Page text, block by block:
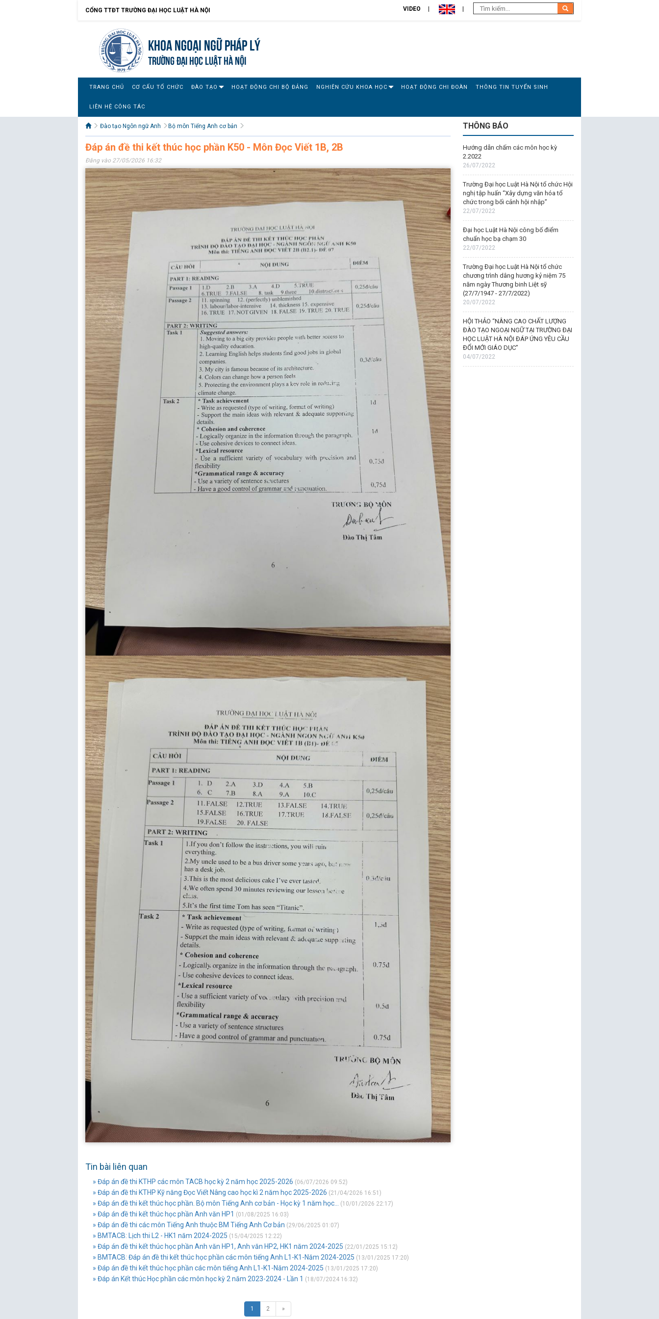
CỔNG TTĐT TRƯỜNG ĐẠI HỌC LUẬT HÀ NỘI VIDEO
Khoa Ngoại ngữ pháp lý
TRƯỜNG ĐẠI HỌC LUẬT HÀ NỘI
TRANG CHỦ CƠ CẤU TỔ CHỨC ĐÀO TẠO HOẠT ĐỘNG CHI BỘ ĐẢNG NGHIÊN CỨU KHOA HỌC HOẠT ĐỘNG CHI ĐOÀN THÔNG TIN TUYỂN SINH
LIÊN HỆ CÔNG TÁC
Đào tạo Ngôn ngữ Anh Bộ môn Tiếng Anh cơ bản
Đáp án đề thi kết thúc học phần K50 - Môn Đọc Viết 1B, 2B
Đăng vào 27/05/2026 16:32
Tin bài liên quan
» Đáp án đề thi KTHP các môn TACB học kỳ 2 năm học 2025-2026 (06/07/2026 09:52)
» Đáp án đề thi KTHP Kỹ năng Đọc Viết Nâng cao học kì 2 năm học 2025-2026 (21/04/2026 16:51)
» Đáp án đề thi kết thúc học phần. Bộ môn Tiếng Anh cơ bản - Học kỳ 1 năm học... (10/01/2026 22:17)
» Đáp án đề thi kết thúc học phần Anh văn HP1 (01/08/2025 16:03)
» Đáp án đề thi các môn Tiếng Anh thuộc BM Tiếng Anh Cơ bản (29/06/2025 01:07)
» BMTACB: Lịch thi L2 - HK1 năm 2024-2025 (15/04/2025 12:22)
» Đáp án đề thi kết thúc học phần Anh văn HP1, Anh văn HP2, HK1 năm 2024-2025 (22/01/2025 15:12)
» BMTACB: Đáp án đề thi kết thúc học phần các môn tiếng Anh L1-K1-Năm 2024-2025 (13/01/2025 17:20)
» Đáp án đề thi kết thúc học phần các môn tiếng Anh L1-K1-Năm 2024-2025 (13/01/2025 17:20)
» Đáp án Kết thúc Học phần các môn học kỳ 2 năm 2023-2024 - Lần 1 (18/07/2024 16:32)
1 2 »
THÔNG BÁO
Hướng dẫn chấm các môn học kỳ
2.2022
26/07/2022
Trường Đại học Luật Hà Nội tổ chức Hội
nghị tập huấn “Xây dựng văn hóa tổ
chức trong bối cảnh hội nhập”
22/07/2022
Đại học Luật Hà Nội công bố điểm
chuẩn học bạ chạm 30
22/07/2022
Trường Đại học Luật Hà Nội tổ chức
chương trình dâng hương kỷ niệm 75
năm ngày Thương binh Liệt sỹ
(27/7/1947 - 27/7/2022)
20/07/2022
HỘI THẢO “NÂNG CAO CHẤT LƯỢNG
ĐÀO TẠO NGOẠI NGỮ TẠI TRƯỜNG ĐẠI
HỌC LUẬT HÀ NỘI ĐÁP ỨNG YÊU CẦU
ĐỔI MỚI GIÁO DỤC”
04/07/2022